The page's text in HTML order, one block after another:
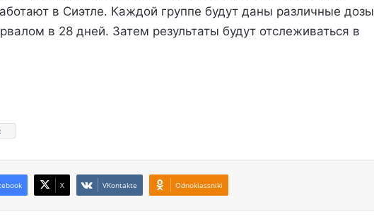
в Сиэтле. Каждой группе будут даны различные дозы
в 28 дней. Затем результаты будут отслеживаться в
X VKontakte Odnoklassniki